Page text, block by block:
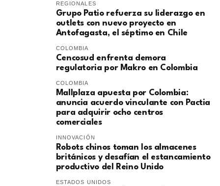
REGIONALES
Grupo Patio refuerza su liderazgo en
outlets con nuevo proyecto en
Antofagasta, el séptimo en Chile
COLOMBIA
Cencosud enfrenta demora
regulatoria por Makro en Colombia
COLOMBIA
Mallplaza apuesta por Colombia:
anuncia acuerdo vinculante con Pactia
para adquirir ocho centros
comerciales
INNOVACIÓN
Robots chinos toman los almacenes
británicos y desafían el estancamiento
productivo del Reino Unido
ESTADOS UNIDOS